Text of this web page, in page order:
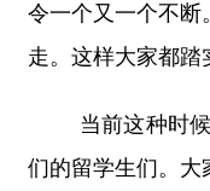
令一个又一个不断
走。这样大家都
当前这种时
们的留学生们。大